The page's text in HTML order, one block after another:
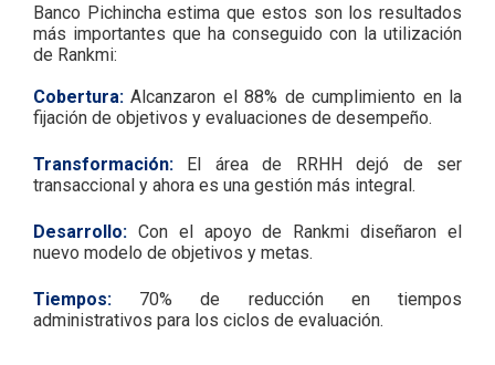
Banco Pichincha estima que estos son los resultados
más importantes que ha conseguido con la utilización
de Rankmi:
Cobertura:Alcanzaron el 88% de cumplimiento en la
fijación de objetivos y evaluaciones de desempeño.
Transformación: El área de RRHH dejó de ser
transaccional y ahora es una gestión más integral.
Desarrollo: Con el apoyo de Rankmi diseñaron el
nuevo modelo de objetivos y metas.
Tiempos: 70% de reducción en tiempos
administrativos para los ciclos de evaluación.